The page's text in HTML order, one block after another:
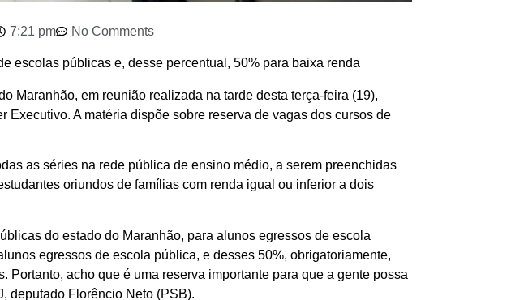
7:21 pm No Comments
escolas públicas e, desse percentual, 50% para baixa renda
Maranhão, em reunião realizada na tarde desta terça-feira (19),
A matéria dispõe sobre reserva de vagas dos cursos de
as séries na rede pública de ensino médio, a serem preenchidas
oriundos de famílias com renda igual ou inferior a dois
do estado do Maranhão, para alunos egressos de escola
egressos de escola pública, e desses 50%, obrigatoriamente,
acho que é uma reserva importante para que a gente possa
deputado Florêncio Neto (PSB).